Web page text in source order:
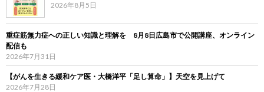
2026年8月5日
重症筋無力症への正しい知識と理解を 8月8日広島市で公開講座、オンライン
配信も
2026年7月31日
【がんを生きる緩和ケア医・大橋洋平「足し算命」】天空を見上げて
2026年7月28日